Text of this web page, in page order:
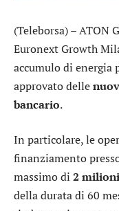
(Teleborsa) –ATON
Euronext Growth
accumulo di
approvato delle
bancario.
In particolare, le
finanziamento
massimo di 2
della durata di 60